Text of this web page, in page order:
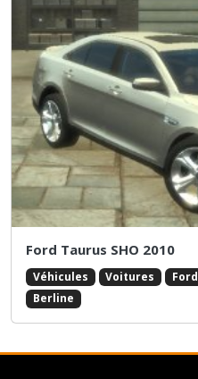
Ford Taurus SHO 2010
Véhicules Voitures Ford
Berline